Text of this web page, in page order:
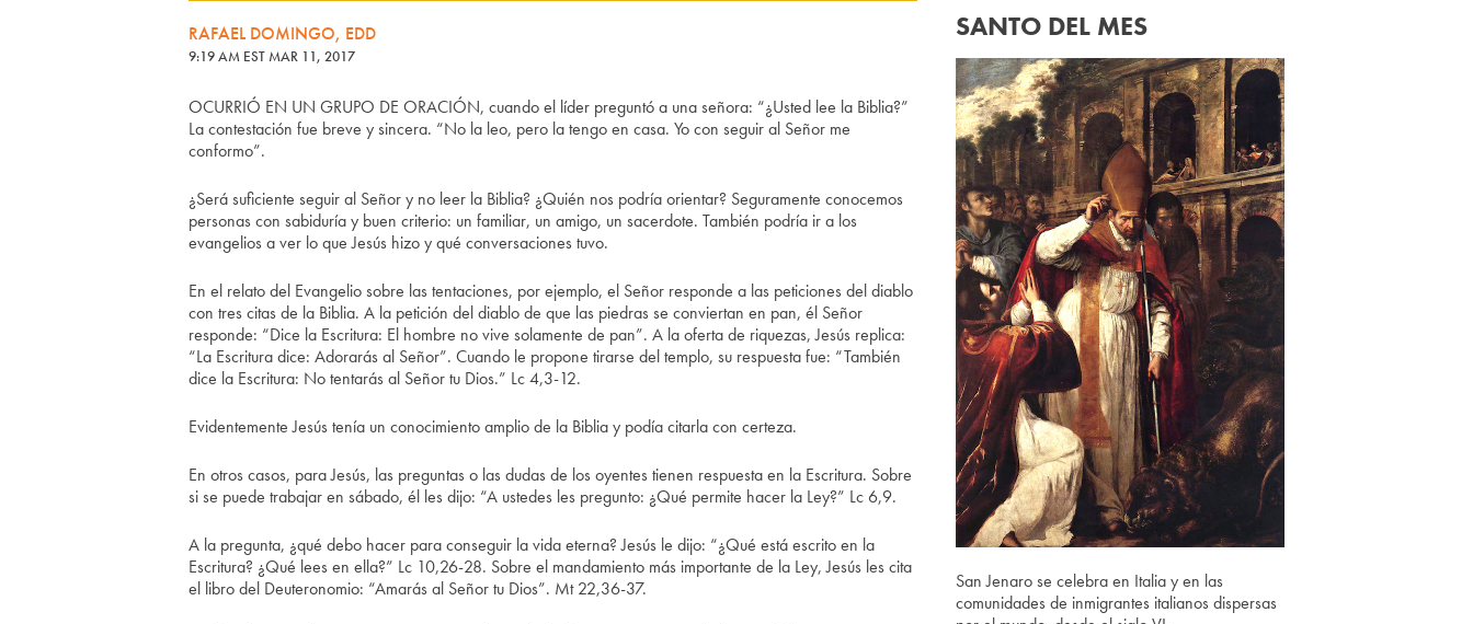
RAFAEL DOMINGO, EDD
9:19 AM EST MAR 11, 2017
OCURRIÓ EN UN GRUPO DE ORACIÓN, cuando el líder preguntó a una señora: “¿Usted lee la Biblia?”
La contestación fue breve y sincera. “No la leo, pero la tengo en casa. Yo con seguir al Señor me
conformo”.
¿Será suficiente seguir al Señor y no leer la Biblia? ¿Quién nos podría orientar? Seguramente conocemos
personas con sabiduría y buen criterio: un familiar, un amigo, un sacerdote. También podría ir a los
evangelios a ver lo que Jesús hizo y qué conversaciones tuvo.
En el relato del Evangelio sobre las tentaciones, por ejemplo, el Señor responde a las peticiones del diablo
con tres citas de la Biblia. A la petición del diablo de que las piedras se conviertan en pan, él Señor
responde: “Dice la Escritura: El hombre no vive solamente de pan”. A la oferta de riquezas, Jesús replica:
“La Escritura dice: Adorarás al Señor”. Cuando le propone tirarse del templo, su respuesta fue: “También
dice la Escritura: No tentarás al Señor tu Dios.” Lc 4,3-12.
Evidentemente Jesús tenía un conocimiento amplio de la Biblia y podía citarla con certeza.
En otros casos, para Jesús, las preguntas o las dudas de los oyentes tienen respuesta en la Escritura. Sobre
si se puede trabajar en sábado, él les dijo: “A ustedes les pregunto: ¿Qué permite hacer la Ley?” Lc 6,9.
A la pregunta, ¿qué debo hacer para conseguir la vida eterna? Jesús le dijo: “¿Qué está escrito en la
Escritura? ¿Qué lees en ella?” Lc 10,26-28. Sobre el mandamiento más importante de la Ley, Jesús les cita
el libro del Deuteronomio: “Amarás al Señor tu Dios”. Mt 22,36-37.
SANTO DEL MES
San Jenaro se celebra en Italia y en las
comunidades de inmigrantes italianos dispersas